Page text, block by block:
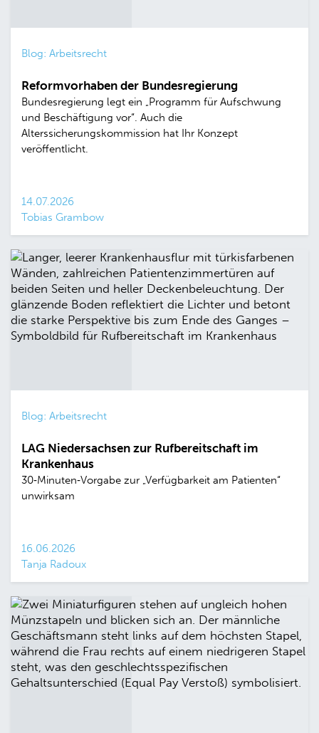
Blog: Arbeitsrecht
Reformvorhaben der Bundesregierung
Bundesregierung legt ein „Programm für Aufschwung
und Beschäftigung vor“. Auch die
Alterssicherungskommission hat Ihr Konzept
veröffentlicht.
14.07.2026
Tobias Grambow
Blog: Arbeitsrecht
LAG Niedersachsen zur Rufbereitschaft im
Krankenhaus
30‑Minuten‑Vorgabe zur „Verfügbarkeit am Patienten“
unwirksam
16.06.2026
Tanja Radoux